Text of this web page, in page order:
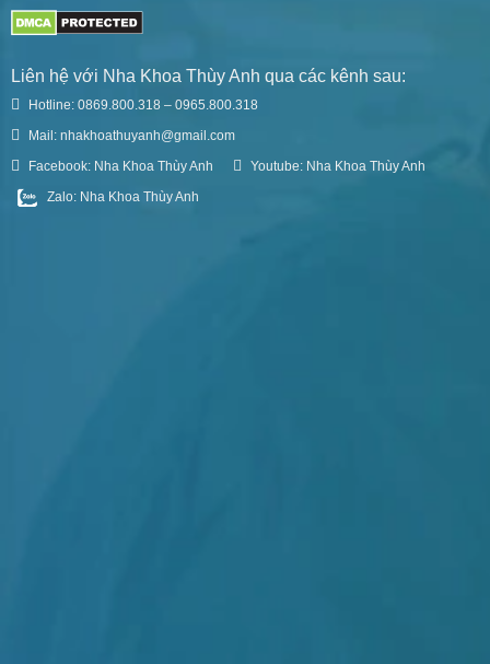
Liên hệ với Nha Khoa Thùy Anh qua các kênh sau:
Hotline: 0869.800.318 – 0965.800.318
Mail: nhakhoathuyanh@gmail.com
Facebook: Nha Khoa Thùy Anh
Youtube: Nha Khoa Thùy Anh
Zalo: Nha Khoa Thùy Anh